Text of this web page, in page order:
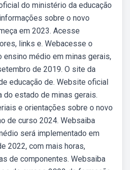
do ministério da educação
sobre o novo
em 2023. Acesse
links e. Webacesse o
ensino médio em minas gerais,
de 2019. O site da
educação de. Website oficial
do estado de minas gerais.
e orientações sobre o novo
de curso 2024. Websaiba
será implementado em
2022, com mais horas,
de componentes. Websaiba